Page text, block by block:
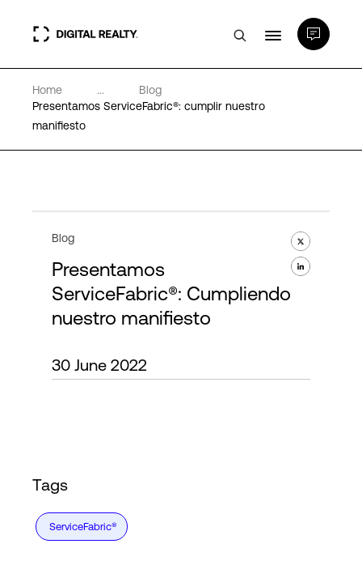
Centros de Datos
PlatformDIGITAL®
Language
Home ...
Blog
Presentamos ServiceFabric®: cumplir nuestro
manifiesto
Blog
Presentamos
ServiceFabric®: Cumpliendo
nuestro manifiesto
30 June 2022
Tags
ServiceFabric®